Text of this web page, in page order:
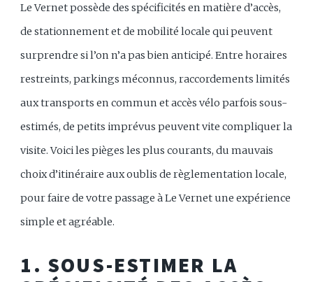
Le Vernet possède des spécificités en matière d’accès,
de stationnement et de mobilité locale qui peuvent
surprendre si l’on n’a pas bien anticipé. Entre horaires
restreints, parkings méconnus, raccordements limités
aux transports en commun et accès vélo parfois sous-
estimés, de petits imprévus peuvent vite compliquer la
visite. Voici les pièges les plus courants, du mauvais
choix d’itinéraire aux oublis de règlementation locale,
pour faire de votre passage à Le Vernet une expérience
simple et agréable.
1. SOUS-ESTIMER LA